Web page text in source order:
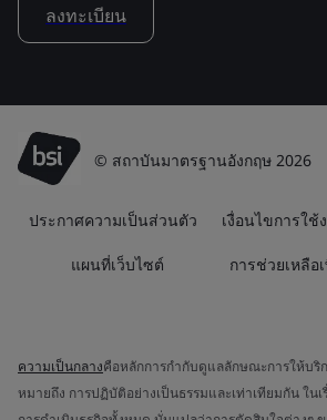
ลงทะเบียน
© สถาบันมาตรฐานอังกฤษ 2026
ประกาศความเป็นส่วนตัว เงื่อนไขการใช้
แผนที่เว็บไซต์ การช่วยเหลือ
ความเป็นกลางคือหลักการกำกับดูแลลักษณะการให้บริ
หมายถึง การปฏิบัติอย่างเป็นธรรมและเท่าเทียมกัน ใน